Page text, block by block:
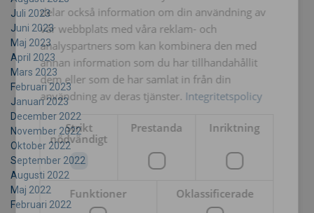
Juli 2023
Juni 2023
Maj 2023
April 2023
Mars 2023
Februari 2023
Januari 2023
December 2022
November 2022
Oktober 2022
September 2022
Augusti 2022
Maj 2022
Februari 2022
delar också information om din användning av
vår webbplats med våra reklam- och
analyspartners som kan kombinera den med
annan information som du har tillhandahållit
dem eller som de har samlat in från din
användning av deras tjänster. Integritetspolicy
Strikt
nödvändigt
Prestanda Inriktning
Funktioner Oklassificerade